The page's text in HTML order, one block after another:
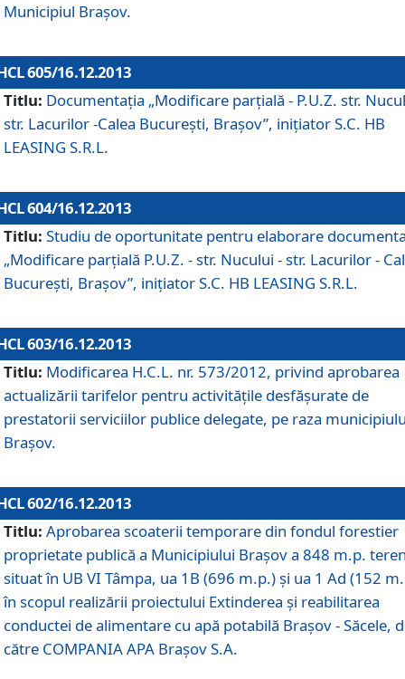
Municipiul Braşov.
605/16.12.2013
Titlu: Documentaţia „Modificare parţială - P.U.Z. str.
str. Lacurilor -Calea Bucureşti, Braşov”, iniţiator S.C. HB
LEASING S.R.L.
604/16.12.2013
Titlu: Studiu de oportunitate pentru elaborare
„Modificare parţială P.U.Z. - str. Nucului - str. Lacurilor -
Bucureşti, Braşov”, iniţiator S.C. HB LEASING S.R.L.
603/16.12.2013
Titlu: Modificarea H.C.L. nr. 573/2012, privind aprobarea
actualizării tarifelor pentru activităţile desfăşurate de
prestatorii serviciilor publice delegate, pe raza
Braşov.
602/16.12.2013
Titlu: Aprobarea scoaterii temporare din fondul forestier
proprietate publică a Municipiului Braşov a 848 m.p.
situat în UB VI Tâmpa, ua 1B (696 m.p.) şi ua 1 Ad (152
în scopul realizării proiectului Extinderea şi reabilitarea
conductei de alimentare cu apă potabilă Braşov - Săcele,
către COMPANIA APA Braşov S.A.